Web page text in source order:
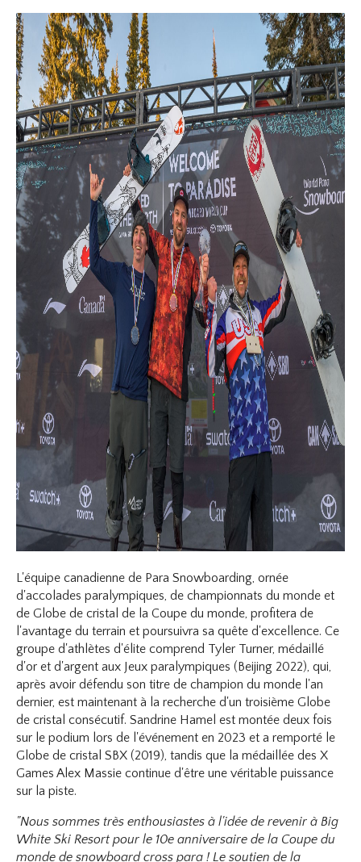
L'équipe canadienne de Para Snowboarding, ornée
d'accolades paralympiques, de championnats du monde et
de Globe de cristal de la Coupe du monde, profitera de
l'avantage du terrain et poursuivra sa quête d'excellence. Ce
groupe d'athlètes d'élite comprend Tyler Turner, médaillé
d'or et d'argent aux Jeux paralympiques (Beijing 2022), qui,
après avoir défendu son titre de champion du monde l'an
dernier, est maintenant à la recherche d'un troisième Globe
de cristal consécutif. Sandrine Hamel est montée deux fois
sur le podium lors de l'événement en 2023 et a remporté le
Globe de cristal SBX (2019), tandis que la médaillée des X
Games Alex Massie continue d'être une véritable puissance
sur la piste.
"Nous sommes très enthousiastes à l'idée de revenir à Big
White Ski Resort pour le 10e anniversaire de la Coupe du
monde de snowboard cross para ! Le soutien de la